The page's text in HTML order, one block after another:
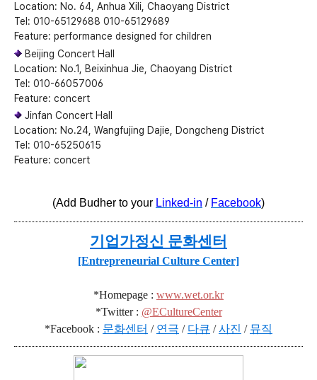
Location: No. 64, Anhua Xili, Chaoyang District
Tel: 010-65129688 010-65129689
Feature: performance designed for children
Beijing Concert Hall
Location: No.1, Beixinhua Jie, Chaoyang District
Tel: 010-66057006
Feature: concert
Jinfan Concert Hall
Location: No.24, Wangfujing Dajie, Dongcheng District
Tel: 010-65250615
Feature: concert
(Add Budher to your Linked-in / Facebook)
기업가정신 문화센터
[Entrepreneurial Culture Center]
*Homepage : www.wet.or.kr
*Twitter : @ECultureCenter
*Facebook : 문화센터 / 연극 / 다큐 /사진 / 뮤직